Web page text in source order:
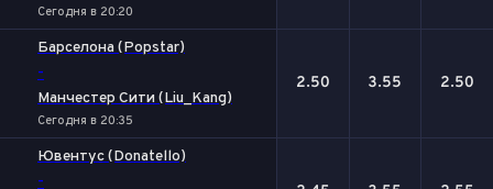
Сегодня в 20:20
Барселона (Popstar)
-
Манчестер Сити (Liu_Kang)
Сегодня в 20:35
2.50 3.55 2.50
Ювентус (Donatello)
-